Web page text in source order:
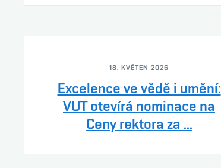
18. KVĚTEN 2026
Excelence ve vědě i umění:
VUT otevírá nominace na
Ceny rektora za ...